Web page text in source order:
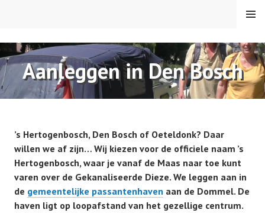
VAREN MET DE CANICULA
MENU
Aanleggen in Den Bosch
’s Hertogenbosch, Den Bosch of Oeteldonk? Daar
willen we af zijn… Wij kiezen voor de officiele naam ’s
Hertogenbosch, waar je vanaf de Maas naar toe kunt
varen over de Gekanaliseerde Dieze. We leggen aan in
de gemeentelijke passantenhaven aan de Dommel. De
haven ligt op loopafstand van het gezellige centrum.